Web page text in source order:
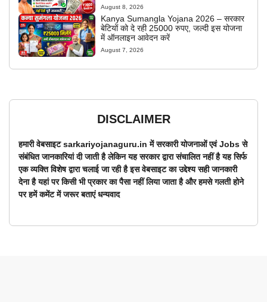
August 8, 2026
Kanya Sumangla Yojana 2026 – सरकार
बेटियों को दे रही 25000 रुपए, जल्दी इस योजना
में ऑनलाइन आवेदन करें
August 7, 2026
DISCLAIMER
हमारी वेबसाइट sarkariyojanaguru.in में सरकारी योजनाओं एवं Jobs से
संबंधित जानकारियां दी जाती है लेकिन यह सरकार द्वारा संचालित नहीं है यह सिर्फ
एक व्यक्ति विशेष द्वारा चलाई जा रही है इस वेबसाइट का उद्देश्य सही जानकारी
देना है यहां पर किसी भी प्रकार का पैसा नहीं लिया जाता है और हमसे गलती होने
पर हमें कमेंट में जरूर बताएं धन्यवाद